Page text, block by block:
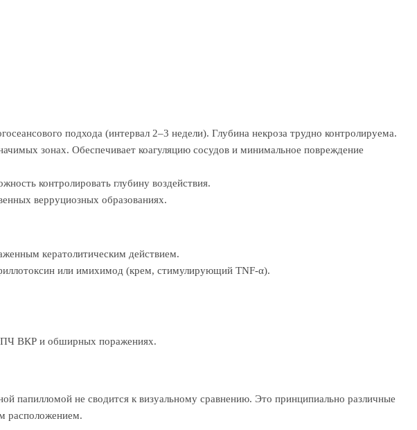
подхода (интервал 2–3 недели). Глубина некроза трудно контролируема.
зонах. Обеспечивает коагуляцию сосудов и минимальное повреждение
контролировать глубину воздействия.
верруциозных образованиях.
кератолитическим действием.
или имихимод (крем, стимулирующий TNF-α).
ВКР и обширных поражениях.
папилломой не сводится к визуальному сравнению. Это принципиально различные
расположением.